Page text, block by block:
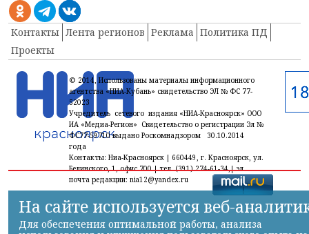
Контакты Лента регионов Реклама Политика ПД
Проекты
© 2014, Использованы материалы информационного
агентства «НИА-Кубань» свидетельство ЭЛ № ФС 77-
52023
Учредитель сетевого издания «НИА-Красноярск» ООО
ИА «Медиа-Регион» Свидетельство о регистрации Эл №
ФС77-59710 выдано Роскомнадзором 30.10.2014
года
Контакты: Ниа-Красноярск | 660449, г. Красноярск, ул.
Белинского, 1, офис 700 | тел. (391) 274-61-34,| эл.
почта редакции: nia12@yandex.ru
На сайте используется веб-
Для обеспечения оптимальной работы, анализа